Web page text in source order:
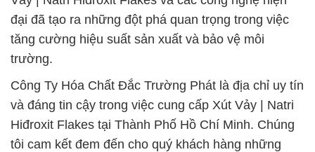
đại đã tạo ra những đột phá quan trọng trong việc
tăng cường hiệu suất sản xuất và bảo vệ môi
trường.
Công Ty Hóa Chất Đắc Trường Phát là địa chỉ uy tín
và đáng tin cậy trong việc cung cấp Xút Vảy | Natri
Hiđroxit Flakes tại Thành Phố Hồ Chí Minh. Chúng
tôi cam kết đem đến cho quý khách hàng những